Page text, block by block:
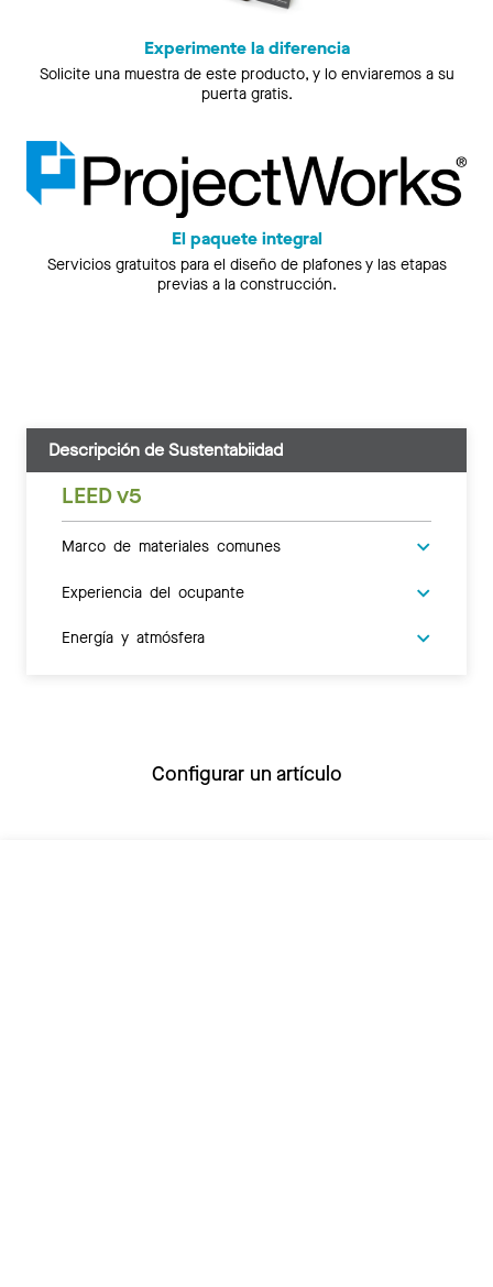
Experimente la diferencia
Solicite una muestra de este producto, y lo enviaremos a su
puerta gratis.
El paquete integral
Servicios gratuitos para el diseño de plafones y las etapas
previas a la construcción.
Descripción de Sustentabiidad
LEED v5
Marco de materiales comunes
Experiencia del ocupante
Energía y atmósfera
Configurar un artículo